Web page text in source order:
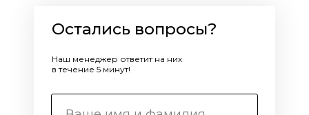
Остались вопросы?
Наш менеджер ответит на них
в течение 5 минут!